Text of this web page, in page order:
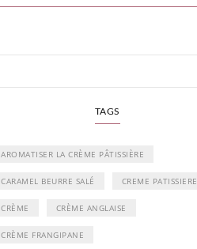
TAGS
AROMATISER LA CRÈME PÂTISSIÈRE
CARAMEL BEURRE SALÉ CREME PATISSIERE
CRÈME CRÈME ANGLAISE
CRÈME FRANGIPANE